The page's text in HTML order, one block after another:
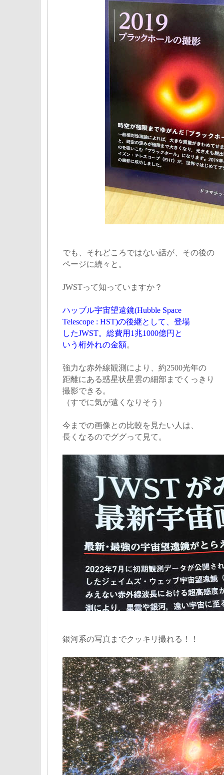
でも、それどころではない話が、その後の
ページに続々と。
JWSTって知っていますか？
ハッブル宇宙望遠鏡(Hubble Space
Telescope : HST)の後継として、登場
したJWST。総費用1兆1000億円と
いう桁外れの金額。
強力な赤外線観測により、約2500光年の
距離にある惑星状星雲の細部までくっきり
撮影できる。
（すでに気が遠くなりそう）
今までの画像との比較を見たい人は、
長くなるのでググって見て。
銀河系の写真までクッキリ撮れる！！